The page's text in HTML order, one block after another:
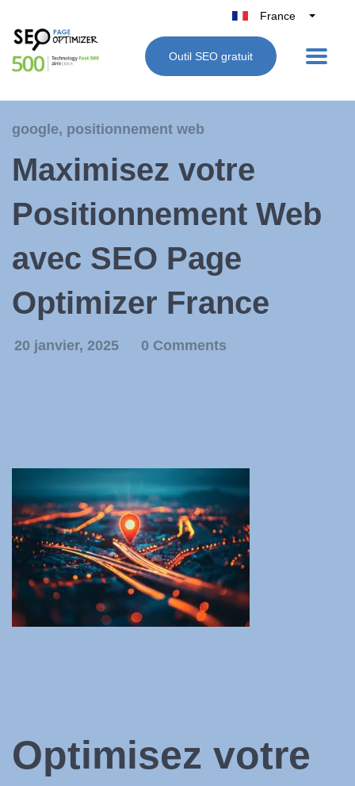
France
Belgique
België
Outil SEO gratuit
google, positionnement web
Maximisez votre
Positionnement Web
avec SEO Page
Optimizer France
20 janvier, 2025 0 Comments
Optimisez votre